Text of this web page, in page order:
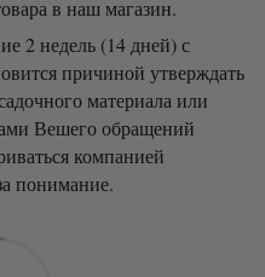
в наш магазин.
2 недель (14 дней) с
причиной утверждать
материала или
Вешего обращений
компанией
понимание.